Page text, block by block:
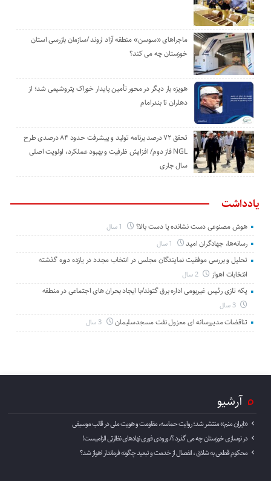
ماجراهای «سوسن» منطقه آزاد اروند /سازمان بازرسی استان
خوزستان چه می کند؟
هویزه بار دیگر در محور تأمین پایدار خوراک پتروشیمی شد؛ از
دهلران تا بندرامام
تحقق ۷۲ درصد برنامه تولید و پیشرفت حدود ۸۴ درصدی طرح
NGL فاز دوم/ افزایش ظرفیت و بهبود عملکرد، اولویت اصلی
سال جاری
یادداشت
هوش مصنوعی دست نشانده یا دست بالا؟
رسانه‌ها، جهادگران امید
تحلیل و بررسی موفقیت نمایندگان مجلس در انتخاب مجدد در یازده دوره گذشته
انتخابات اهواز
2 سال
یکه تازی رئیس غیربومی اداره برق گتوند/با ایجاد بحران های اجتماعی در منطقه
3 سال
تناقضات مدیررسانه ای معزول نفت مسجدسلیمان 3 سال
آرشیو
«ایران منم» منتشر شد؛ روایت حماسه، مقاومت و هویت ملی در قالب موسیقی
در نوسازی خوزستان چه می گذرد ؟/ ورودی فوری نهادهای نظارتی الزامیست!
محکوم قطعی به شلاق ، انفصال از خدمت و تبعید چگونه فرماندار اهواز شد؟